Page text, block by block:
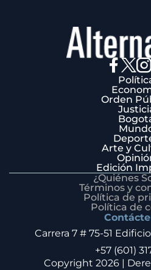
Orden
Arte y
Edición
¿Quiénes
Términos y
Política de
Política de
Carrera 7 # 75-51
+57 (601)
Copyright 2026 |